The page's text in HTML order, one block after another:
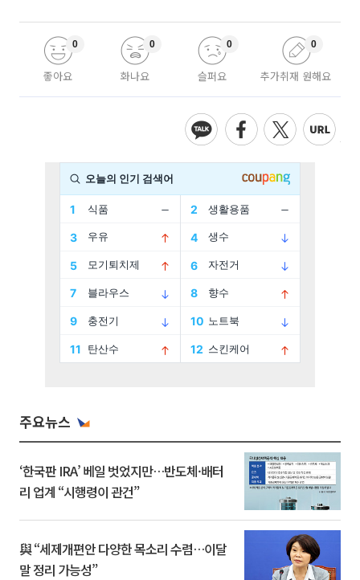
좋아요
0
화나요
0
슬퍼요
0
추가취재 원해요
0
주요뉴스
‘한국판 IRA’ 베일 벗었지만…반도체·배터
리 업계 “시행령이 관건”
與 “세제개편안 다양한 목소리 수렴…이달
말 정리 가능성”